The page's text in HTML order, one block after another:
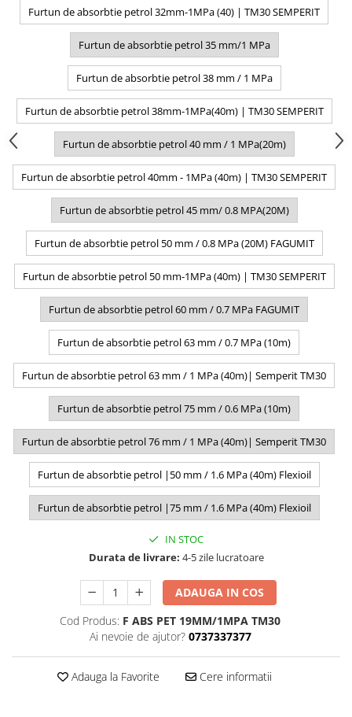
Furtun de absorbtie petrol 32mm-1MPa (40) | TM30 SEMPERIT
Furtun de absorbtie petrol 35 mm/1 MPa
Furtun de absorbtie petrol 38 mm / 1 MPa
Furtun de absorbtie petrol 38mm-1MPa(40m) | TM30 SEMPERIT
Furtun de absorbtie petrol 40 mm / 1 MPa(20m)
Furtun de absorbtie petrol 40mm - 1MPa (40m) | TM30 SEMPERIT
Furtun de absorbtie petrol 45 mm/ 0.8 MPA(20M)
Furtun de absorbtie petrol 50 mm / 0.8 MPa (20M) FAGUMIT
Furtun de absorbtie petrol 50 mm-1MPa (40m) | TM30 SEMPERIT
Furtun de absorbtie petrol 60 mm / 0.7 MPa FAGUMIT
Furtun de absorbtie petrol 63 mm / 0.7 MPa (10m)
Furtun de absorbtie petrol 63 mm / 1 MPa (40m)| Semperit TM30
Furtun de absorbtie petrol 75 mm / 0.6 MPa (10m)
Furtun de absorbtie petrol 76 mm / 1 MPa (40m)| Semperit TM30
Furtun de absorbtie petrol |50 mm / 1.6 MPa (40m) Flexioil
Furtun de absorbtie petrol |75 mm / 1.6 MPa (40m) Flexioil
IN STOC
Durata de livrare: 4-5 zile lucratoare
ADAUGA IN COS
Cod Produs: F ABS PET 19MM/1MPA TM30
Ai nevoie de ajutor? 0737337377
Adauga la Favorite Cere informatii